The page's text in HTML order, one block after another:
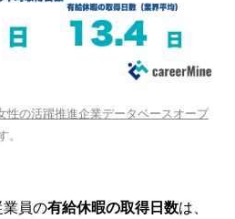
性の活躍推進企業データベースオープ
。
業員の有給休暇の取得日数は、